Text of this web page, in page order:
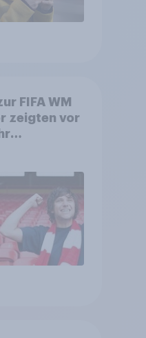
FIFA WM
zeigten vor